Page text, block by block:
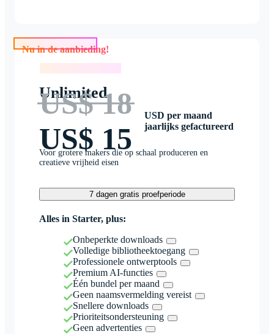
Nu in de aanbieding!
Unlimited
US$ 18
US$ 15
USD per maand
jaarlijks gefactureerd
Voor grotere makers die op schaal produceren en
creatieve vrijheid eisen
7 dagen gratis proefperiode
Alles in Starter, plus:
Onbeperkte downloads
Volledige bibliotheektoegang
Professionele ontwerptools
Premium AI-functies
Één bundel per maand
Geen naamsvermelding vereist
Snellere downloads
Prioriteitsondersteuning
Geen advertenties